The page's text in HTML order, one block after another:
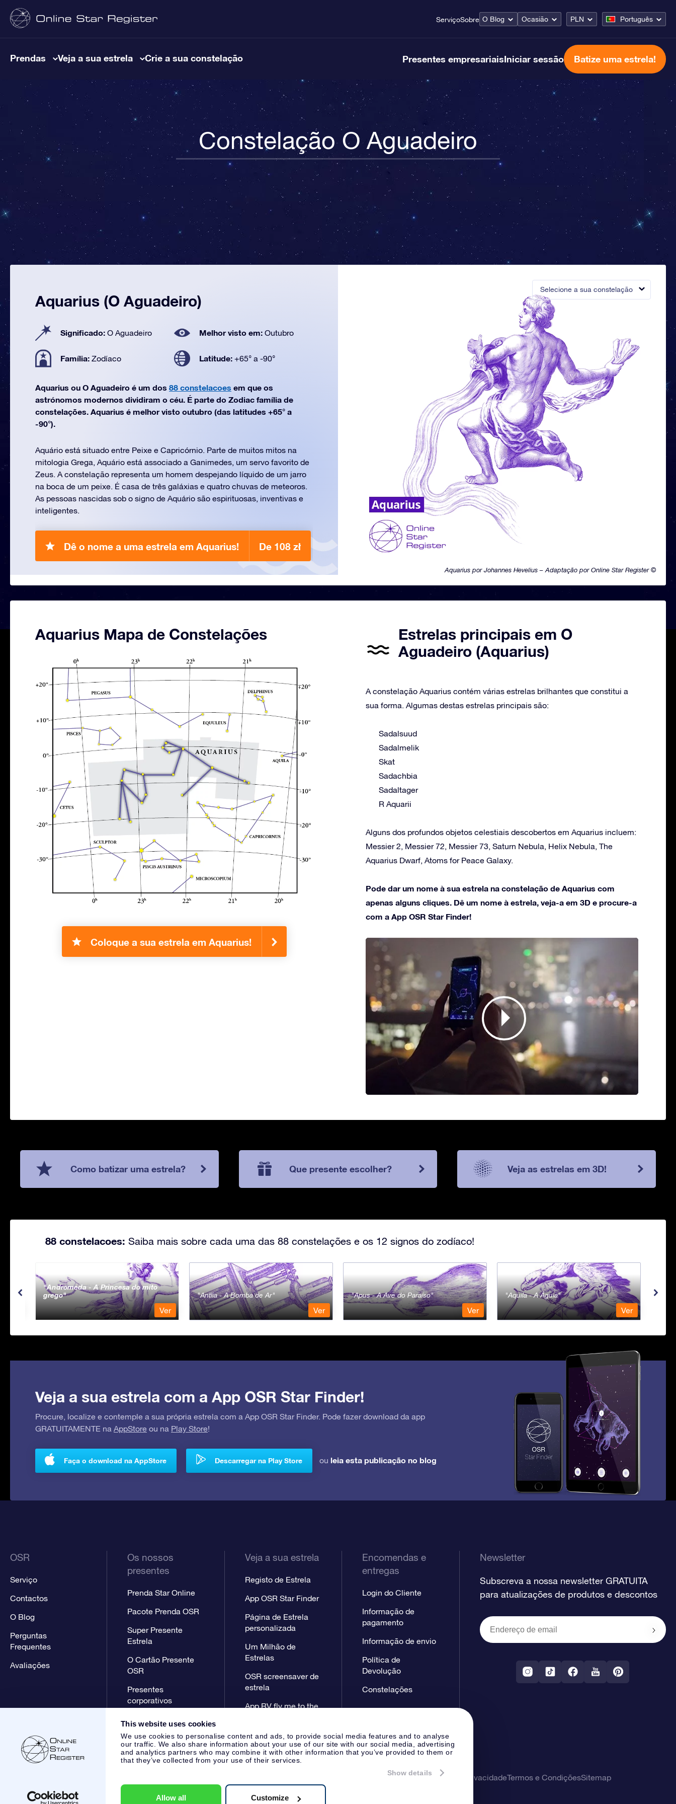
This website uses cookies
We use cookies to personalise content and ads, to provide social media features and to analyse
our traffic. We also share information about your use of our site with our social media, advertising
and analytics partners who may combine it with other information that you’ve provided to them or
that they’ve collected from your use of their services.
Show details
Allow all Customize
ServiçoSobre O Blog Ocasião PLN Português
Prendas Veja a sua estrela Crie a sua constelação Presentes empresariaisIniciar sessão Batize uma estrela!
Constelação O Aguadeiro
Selecione a sua constelação
Aquarius por Johannes Hevelius – Adaptação por Online Star Register ©
Aquarius (O Aguadeiro)
Significado: O Aguadeiro Melhor visto em: Outubro
Família: Zodíaco Latitude: +65° a -90°
Aquarius ou O Aguadeiro é um dos 88 constelacoes em que os
astrónomos modernos dividiram o céu. É parte do Zodiac família de
constelações. Aquarius é melhor visto outubro (das latitudes +65° a
-90°).
Aquário está situado entre Peixe e Capricórnio. Parte de muitos mitos na
mitologia Grega, Aquário está associado a Ganimedes, um servo favorito de
Zeus. A constelação representa um homem despejando líquido de um jarro
na boca de um peixe. É casa de três galáxias e quatro chuvas de meteoros.
As pessoas nascidas sob o signo de Aquário são espirituosas, inventivas e
inteligentes.
Dê o nome a uma estrela em Aquarius! De 108 zł
Aquarius Mapa de Constelações
Coloque a sua estrela em Aquarius!
Estrelas principais em O
Aguadeiro (Aquarius)
A constelação Aquarius contém várias estrelas brilhantes que constitui a
sua forma. Algumas destas estrelas principais são:
Sadalsuud
Sadalmelik
Skat
Sadachbia
Sadaltager
R Aquarii
Alguns dos profundos objetos celestiais descobertos em Aquarius incluem:
Messier 2, Messier 72, Messier 73, Saturn Nebula, Helix Nebula, The
Aquarius Dwarf, Atoms for Peace Galaxy.
Pode dar um nome à sua estrela na constelação de Aquarius com
apenas alguns cliques. Dê um nome à estrela, veja-a em 3D e procure-a
com a App OSR Star Finder!
Como batizar uma estrela? Que presente escolher? Veja as estrelas em 3D!
88 constelacoes: Saiba mais sobre cada uma das 88 constelações e os 12 signos do zodíaco!
Andromeda - A Princesa do mito
grego
Ver
Antlia - A Bomba de Ar
Ver
Apus - A Ave do Paraíso
Ver
Aquila - A Águia
Ver
Veja a sua estrela com a App OSR Star Finder!
Procure, localize e contemple a sua própria estrela com a App OSR Star Finder. Pode fazer download da app
GRATUITAMENTE na AppStore ou na Play Store!
Faça o download na AppStore Descarregar na Play Store ou leia esta publicação no blog
OSR
Serviço
Contactos
O Blog
Perguntas
Frequentes
Avaliações
Os nossos
presentes
Prenda Star Online
Pacote Prenda OSR
Super Presente
Estrela
O Cartão Presente
OSR
Presentes
corporativos
Veja a sua estrela
Registo de Estrela
App OSR Star Finder
Página de Estrela
personalizada
Um Milhão de
Estrelas
OSR screensaver de
estrela
App RV fly me to the
Encomendas e
entregas
Login do Cliente
Informação de
pagamento
Informação de envio
Política de
Devolução
Constelações
Newsletter
Subscreva a nossa newsletter GRATUITA
para atualizações de produtos e descontos
Apoio ao Cliente:help@osr.org KVK: 60333553, VAT: NL 8538.62.722B01
Página de ImprensaDeclaração de privacidadeTermos e CondiçõesSitemap